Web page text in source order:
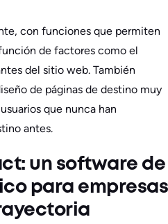
con funciones que permiten
de factores como el
del sitio web. También
de páginas de destino muy
que nunca han
antes.
un software de
para empresas